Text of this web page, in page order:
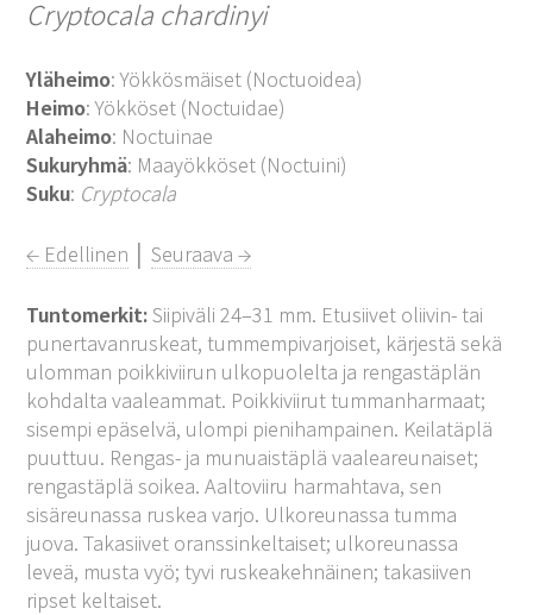
Cryptocala chardinyi
Yläheimo: Yökkösmäiset (Noctuoidea)
Heimo: Yökköset (Noctuidae)
Alaheimo: Noctuinae
Sukuryhmä: Maayökköset (Noctuini)
Suku: Cryptocala
← Edellinen │Seuraava →
Tuntomerkit:Siipiväli 24–31 mm. Etusiivet oliivin- tai
punertavanruskeat, tummempivarjoiset, kärjestä sekä
ulomman poikkiviirun ulkopuolelta ja rengastäplän
kohdalta vaaleammat. Poikkiviirut tummanharmaat;
sisempi epäselvä, ulompi pienihampainen. Keilatäplä
puuttuu. Rengas- ja munuaistäplä vaaleareunaiset;
rengastäplä soikea. Aaltoviiru harmahtava, sen
sisäreunassa ruskea varjo. Ulkoreunassa tumma
juova. Takasiivet oranssinkeltaiset; ulkoreunassa
leveä, musta vyö; tyvi ruskeakehnäinen; takasiiven
ripset keltaiset.